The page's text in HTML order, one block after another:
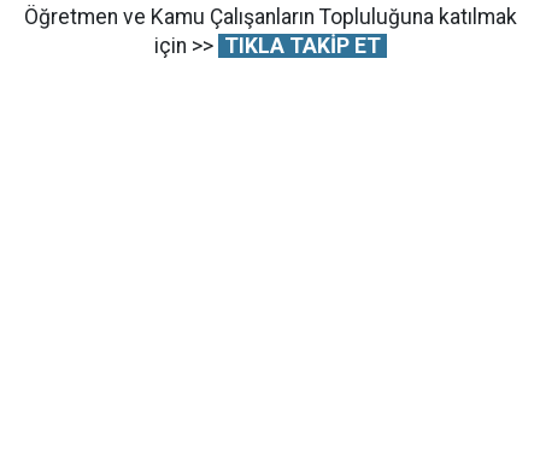
Öğretmen ve Kamu Çalışanların Topluluğuna katılmak
için >> TIKLA TAKİP ET